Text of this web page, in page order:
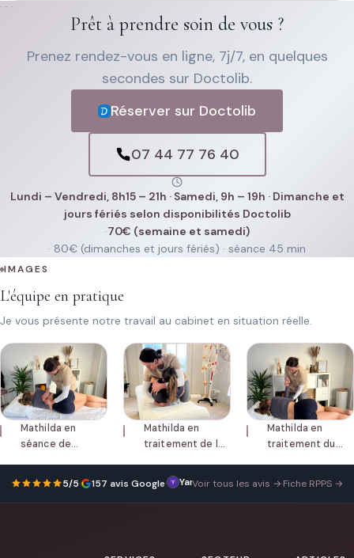
Prêt à prendre soin de vous ?
Prenez rendez-vous en ligne, 7j/7, en quelques
secondes sur Doctolib.
Réserver sur Doctolib
07 44 77 76 40
Lundi – Vendredi, 8h15 – 21h · Samedi, 9h – 19h · Dimanche et
jours fériés selon disponibilités Doctolib
·70€ (semaine et samedi)
· 80€ (dimanches et jours fériés) · séance 45 min
IMAGES
L'équipe en pratique
Je vous présente notre travail au cabinet en situation réelle.
Mathilda en
séance de
Mathilda en
traitement de la
Mathilda en
traitement du
5/5· 157 avis Google· Yantong Lin 30 septembre 2025
Very
Voir tous les avis →·Fiche RPPS →